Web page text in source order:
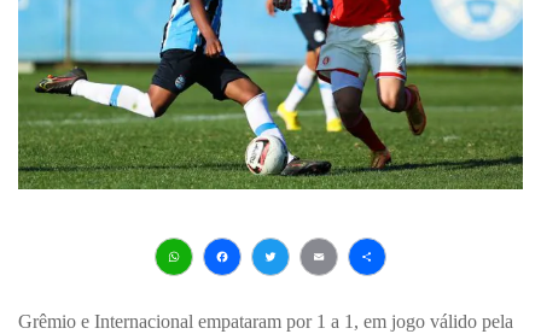
Grêmio e Internacional empataram por 1 a 1, em jogo válido pela